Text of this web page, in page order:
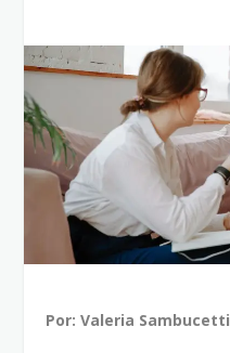
Por: Valeria Sambucetti